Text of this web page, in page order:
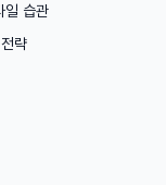
일 습관
략